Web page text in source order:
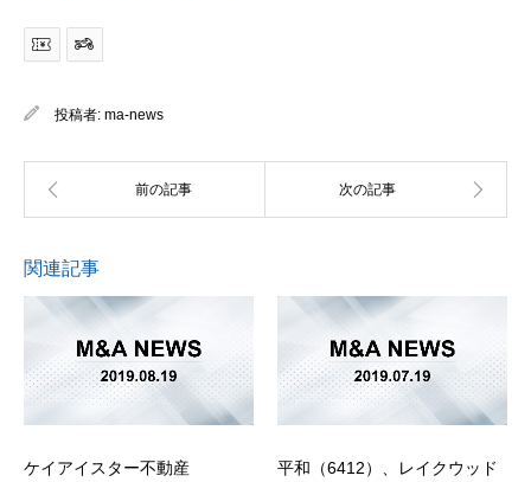
投稿者: ma-news
関連記事
ケイアイスター不動産
平和（6412）、レイクウッド